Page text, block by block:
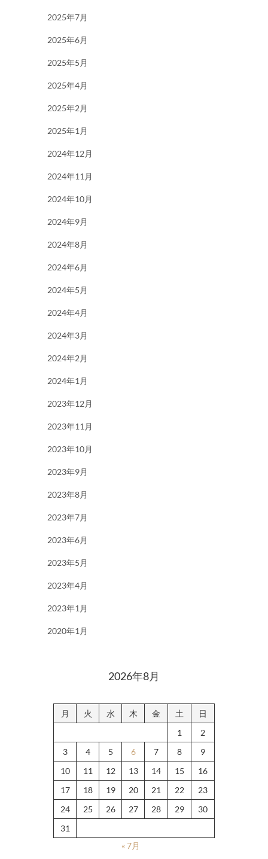
2025年7月
2025年6月
2025年5月
2025年4月
2025年2月
2025年1月
2024年12月
2024年11月
2024年10月
2024年9月
2024年8月
2024年6月
2024年5月
2024年4月
2024年3月
2024年2月
2024年1月
2023年12月
2023年11月
2023年10月
2023年9月
2023年8月
2023年7月
2023年6月
2023年5月
2023年4月
2023年1月
2020年1月
2026年8月
月 火 水 木 金 土
日
1
2
3
4 5 6 7 8
9
10
11 12 13 14 15
16
17
18 19 20 21 22
23
24
25 26 27 28 29
30
31
« 7月